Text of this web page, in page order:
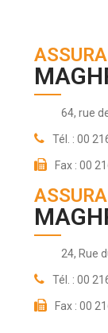
64, rue
Tél. : 00
Fax : 00
24, Rue
Tél. : 00
Fax : 00